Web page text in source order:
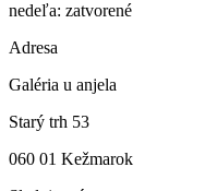
nedeľa: zatvorené
Adresa
Galéria u anjela
Starý trh 53
060 01 Kežmarok